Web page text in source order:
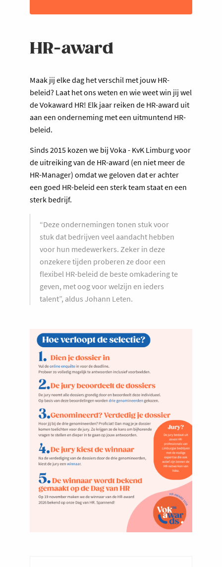
HR-award
Maak jij elke dag het verschil met jouw HR-
beleid? Laat het ons weten en wie weet win jij wel
de Vokaward HR! Elk jaar reiken de HR-award uit
aan een onderneming met een uitmuntend HR-
beleid.
Sinds 2015 kozen we bij Voka - KvK Limburg voor
de uitreiking van de HR-award (en niet meer de
HR-Manager) omdat we geloven dat er achter
een goed HR-beleid een sterk team staat en een
sterk bedrijf.
“Deze ondernemingen tonen stuk voor
stuk dat bedrijven veel aandacht hebben
voor hun medewerkers. Zeker in deze
onzekere tijden proberen ze door een
flexibel HR-beleid de beste omkadering te
geven, met oog voor welzijn en ieders
talent”, aldus Johann Leten.